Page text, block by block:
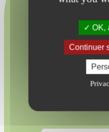
OK,
Continuer